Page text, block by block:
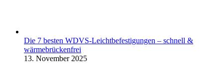
Die 7 besten WDVS-Leichtbefestigungen – schnell &
wärmebrückenfrei
13. November 2025